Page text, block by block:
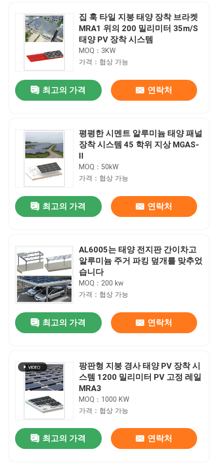
집 훅 타일 지붕 태양 장착 브라켓
MRA1 위의 200 밀리미터 35m/S
태양 PV 장착 시스템
MOQ：3KW
가격：협상 가능
최고의 가격 연락처
평평한 시멘트 알루미늄 태양 패널
장착 시스템 45 학위 지상 MGAS-
II
MOQ：50kW
가격：협상 가능
최고의 가격 연락처
AL6005는 태양 전지판 간이차고
알루미늄 주거 파킹 덮개를 맞추었
습니다
MOQ：200 kw
가격：협상 가능
최고의 가격 연락처
팡판형 지붕 경사 태양 PV 장착 시
스템 1200 밀리미터 PV 고정 레일
MRA3
MOQ：1000 KW
가격：협상 가능
최고의 가격 연락처